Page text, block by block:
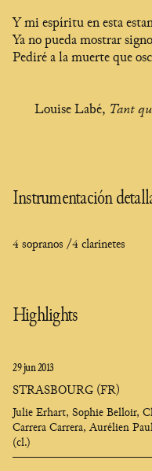
Y mi espíritu en esta
Ya no pueda mostrar
Pediré a la muerte que
Louise Labé, Tant
Instrumentación
4 sopranos /4 clarinetes
Highlights
29 jun 2013
STRASBOURG (FR)
Julie Erhart, Sophie Belloir,
Carrera Carrera, Aurélien
(cl.)